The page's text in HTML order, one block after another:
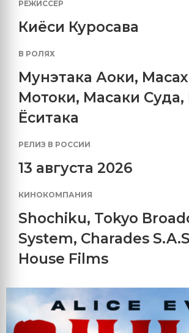
РЕЖИССЕР
Киёси Куросава
В РОЛЯХ
Мунэтака Аоки,
Мотоки, Масаки Суда,
Ёситака
РЕЛИЗ В РОССИИ
13 августа 2026
КИНОКОМПАНИЯ
Shochiku, Tokyo
System, Charades S.A.S
House Films